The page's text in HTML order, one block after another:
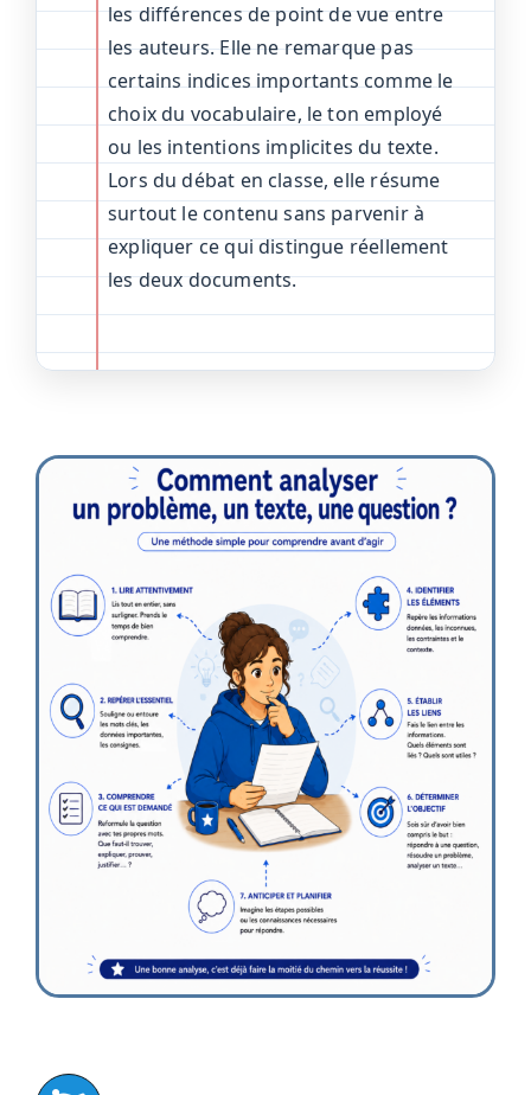
les différences de point de vue entre
les auteurs. Elle ne remarque pas
certains indices importants comme le
choix du vocabulaire, le ton employé
ou les intentions implicites du texte.
Lors du débat en classe, elle résume
surtout le contenu sans parvenir à
expliquer ce qui distingue réellement
les deux documents.